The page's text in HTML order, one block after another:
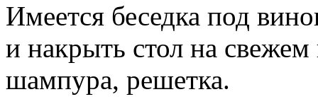
Имеется беседка под
и накрыть стол на свежем
шампура, решетка.